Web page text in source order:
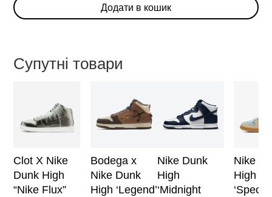
Nike
кількість
Додати в кошик
Супутні товари
Clot X Nike
Dunk High
“Nike Flux”
Bodega x
Nike Dunk
High ‘Legend’
Nike Dunk
High
‘Midnight
Nike
High